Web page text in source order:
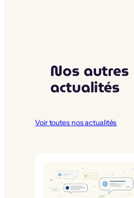
Nos autres
actualités
Voir toutes nos actualités